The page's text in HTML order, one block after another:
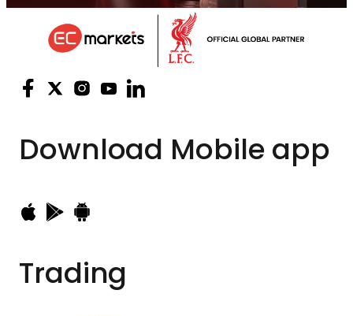
Download Mobile app
Trading